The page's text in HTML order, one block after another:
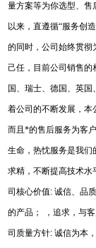
量方案等为你选型、售
以来，直遵循“服务创
的同时，公司始终贯彻
己任，目前公司销售的
国、瑞士、德国、英
着公司的不断发展，本
而且*的售后服务为客
生命，热忱服务是我们
求精，不断提高技术水
司核心价值:诚信、品
的产品； ，追求，与
司质量方针:诚信为本